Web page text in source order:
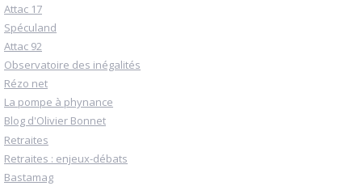
Attac 17
Spéculand
Attac 92
Observatoire des inégalités
Rézo net
La pompe à phynance
Blog d'Olivier Bonnet
Retraites
Retraites : enjeux-débats
Bastamag